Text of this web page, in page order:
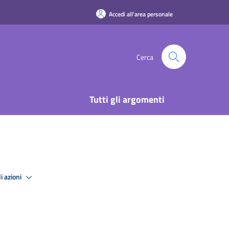
Accedi all'area personale
Cerca
Tutti gli argomenti
azioni